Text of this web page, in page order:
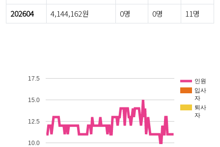
202604
4,144,162원 0명 0명 11명
인원
입사
자
퇴사
자
10.0
12.5
15.0
17.5